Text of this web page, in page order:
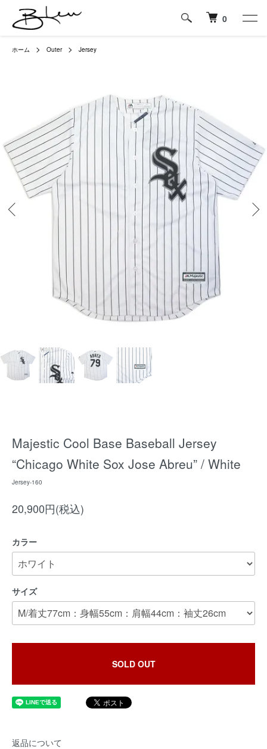
0
ホーム Outer Jersey
Majestic Cool Base Baseball Jersey
“Chicago White Sox Jose Abreu” / White
Jersey-160
20,900円(税込)
カラー
サイズ
SOLD OUT
返品について